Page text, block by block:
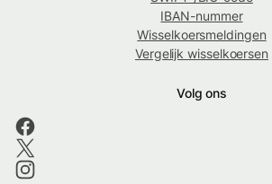
IBAN-nummer
Wisselkoersmeldingen
Vergelijk wisselkoersen
Volg ons